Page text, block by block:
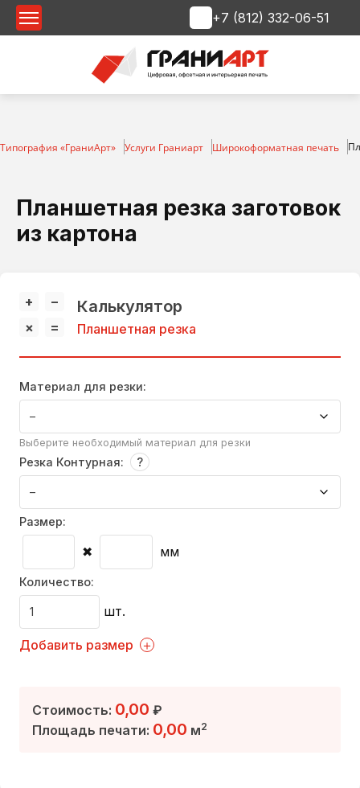
Срочная печать
+7 (812) 332-06-51
Типография «ГраниАрт» Услуги Граниарт Широкоформатная печать
Планшетная резка заготовок
из картона
+
−
×
=
Калькулятор
Планшетная резка
Материал для резки:
Выберите необходимый материал для резки
Резка Контурная:
Размер:
✖ мм
Количество:
шт.
Добавить размер
Стоимость: 0,00 ₽
Площадь печати: 0,00 м2